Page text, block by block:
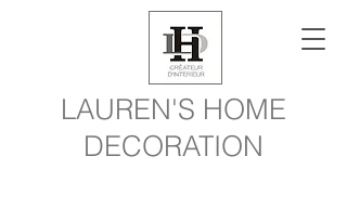
LAUREN'S HOME
DECORATION